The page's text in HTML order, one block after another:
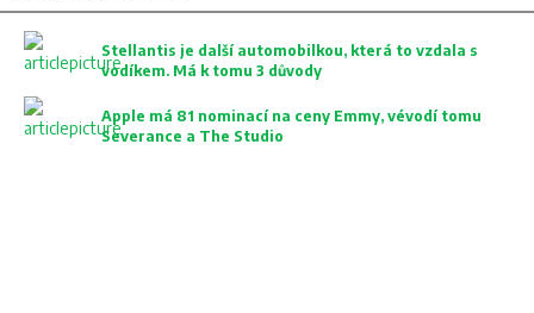
Stellantis je další automobilkou, která to vzdala s
vodíkem. Má k tomu 3 důvody
Apple má 81 nominací na ceny Emmy, vévodí tomu
Severance a The Studio